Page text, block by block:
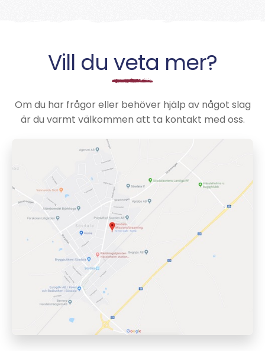
Vill du veta mer?
Om du har frågor eller behöver hjälp av något slag
är du varmt välkommen att ta kontakt med oss.